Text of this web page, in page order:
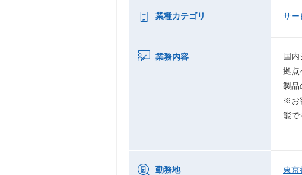
業種カテゴリ サー
業務内容
国
拠点
製品
※お
能で
勤務地 東京